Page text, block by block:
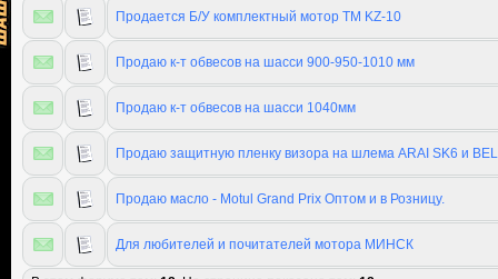
Продается Б/У комплектный мотор ТМ KZ-10
Продаю к-т обвесов на шасси 900-950-1010 мм
Продаю к-т обвесов на шасси 1040мм
Продаю защитную пленку визора на шлема ARAI SK6 и
Продаю масло - Motul Grand Prix Оптом и в Розницу.
Для любителей и почитателей мотора МИНСК